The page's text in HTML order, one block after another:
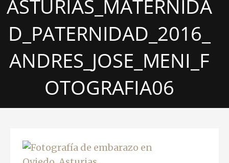
ASTURIAS_MATERNIDA
D_PATERNIDAD_2016_
ANDRES_JOSE_MENI_F
OTOGRAFIA06